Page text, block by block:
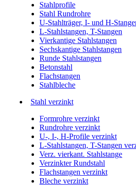
Stahlprofile
Stahl Rundrohre
U-Stahlträger, I- und H-
L-Stahlstangen, T-Stangen
Vierkantige Stahlstangen
Sechskantige Stahlstangen
Runde Stahlstangen
Betonstahl
Flachstangen
Stahlbleche
Stahl verzinkt
Formrohre verzinkt
Rundrohre verzinkt
U-, I-, H-Profile verzinkt
L-Stahlstangen, T-Stangen
Verz. vierkant. Stahlstange
Verzinkter Rundstahl
Flachstangen verzinkt
Bleche verzinkt